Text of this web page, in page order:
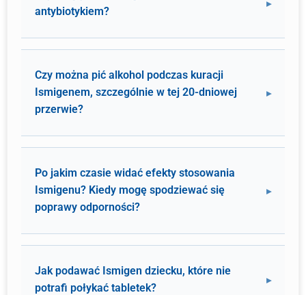
antybiotykiem?
Czy można pić alkohol podczas kuracji
Ismigenem, szczególnie w tej 20-dniowej
przerwie?
Po jakim czasie widać efekty stosowania
Ismigenu? Kiedy mogę spodziewać się
poprawy odporności?
Jak podawać Ismigen dziecku, które nie
potrafi połykać tabletek?